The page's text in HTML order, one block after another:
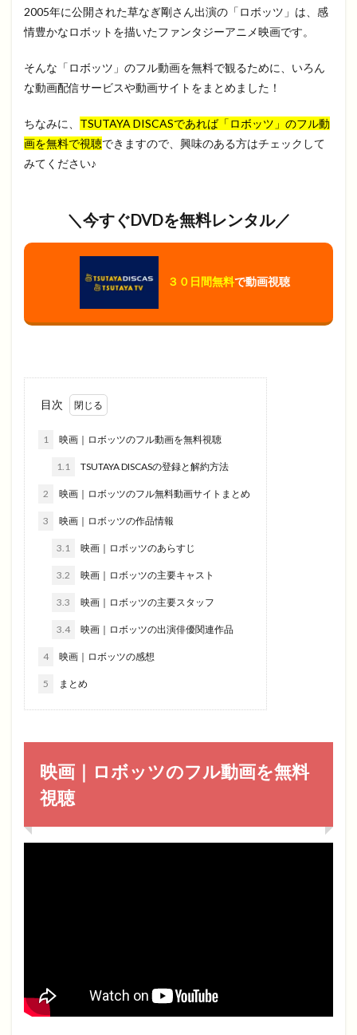
2005年に公開された草なぎ剛さん出演の「ロボッツ」は、感
情豊かなロボットを描いたファンタジーアニメ映画です。
そんな「ロボッツ」のフル動画を無料で観るために、いろん
な動画配信サービスや動画サイトをまとめました！
ちなみに、 TSUTAYA DISCASであれば「ロボッツ」のフル動
画を無料で視聴できますので、興味のある方はチェックして
みてください♪
＼今すぐDVDを無料レンタル／
３０日間無料で動画視聴
目次
1 映画｜ロボッツのフル動画を無料視聴
1.1 TSUTAYA DISCASの登録と解約方法
2 映画｜ロボッツのフル無料動画サイトまとめ
3 映画｜ロボッツの作品情報
3.1 映画｜ロボッツのあらすじ
3.2 映画｜ロボッツの主要キャスト
3.3 映画｜ロボッツの主要スタッフ
3.4 映画｜ロボッツの出演俳優関連作品
4 映画｜ロボッツの感想
5 まとめ
映画｜ロボッツのフル動画を無料
視聴